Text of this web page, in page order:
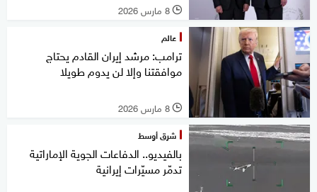
l 8 مارس 2026
عالم
ترامب: مرشد إيران القادم يحتاج
موافقتنا وإلا لن يدوم طويلا
l 8 مارس 2026
شرق أوسط
بالفيديو.. الدفاعات الجوية الإماراتية
تدمّر مسيّرات إيرانية